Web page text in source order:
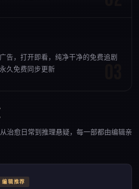
告，打开即看，纯净干净的免费追剧
久免费同步更新
治愈日常到推理悬疑，每一部都由编辑亲
编辑推荐